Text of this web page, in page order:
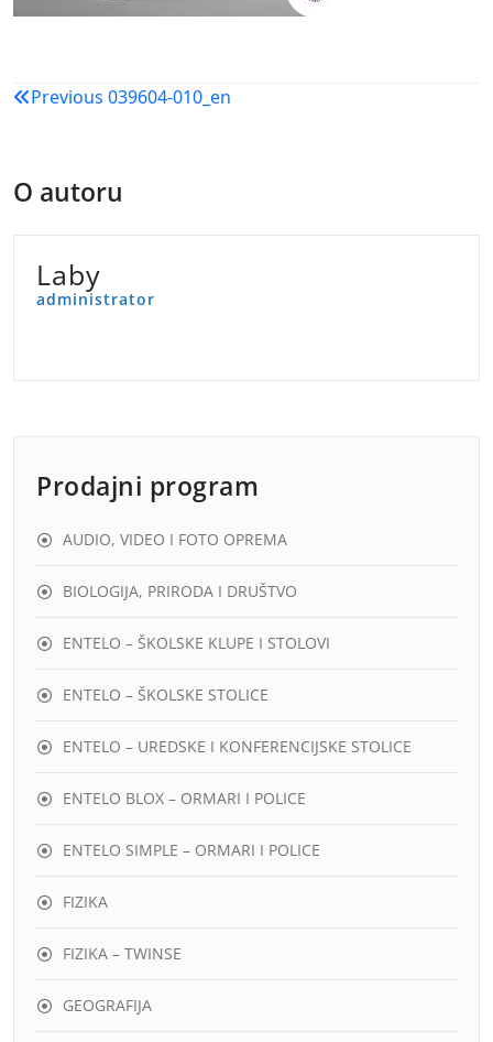
Navigacija
Previous 039604-010_en
O autoru
Laby
administrator
Prodajni program
AUDIO, VIDEO I FOTO OPREMA
BIOLOGIJA, PRIRODA I DRUŠTVO
ENTELO – ŠKOLSKE KLUPE I STOLOVI
ENTELO – ŠKOLSKE STOLICE
ENTELO – UREDSKE I KONFERENCIJSKE STOLICE
ENTELO BLOX – ORMARI I POLICE
ENTELO SIMPLE – ORMARI I POLICE
FIZIKA
FIZIKA – TWINSE
GEOGRAFIJA